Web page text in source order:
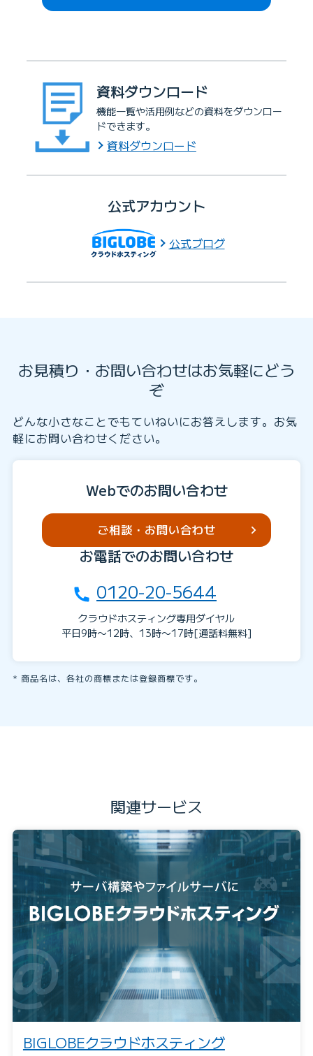
資料ダウンロード
機能一覧や活用例などの資料をダウンロー
ドできます。
資料ダウンロード
公式アカウント
公式ブログ
お見積り・お問い合わせはお気軽にどう
ぞ
どんな小さなことでもていねいにお答えします。お気
軽にお問い合わせください。
Webでのお問い合わせ
ご相談・お問い合わせ
お電話でのお問い合わせ
0120-20-5644
クラウドホスティング専用ダイヤル
平日9時〜12時、13時〜17時[通話料無料]
商品名は、各社の商標または登録商標です。
関連サービス
BIGLOBEクラウドホスティング